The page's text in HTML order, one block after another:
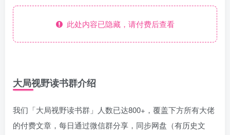
此处内容已隐藏，请付费后查看
大局视野读书群介绍
我们「大局视野读书群」人数已达800+，覆盖下方所有大佬
的付费文章，每日通过微信群分享，同步网盘（有历史文